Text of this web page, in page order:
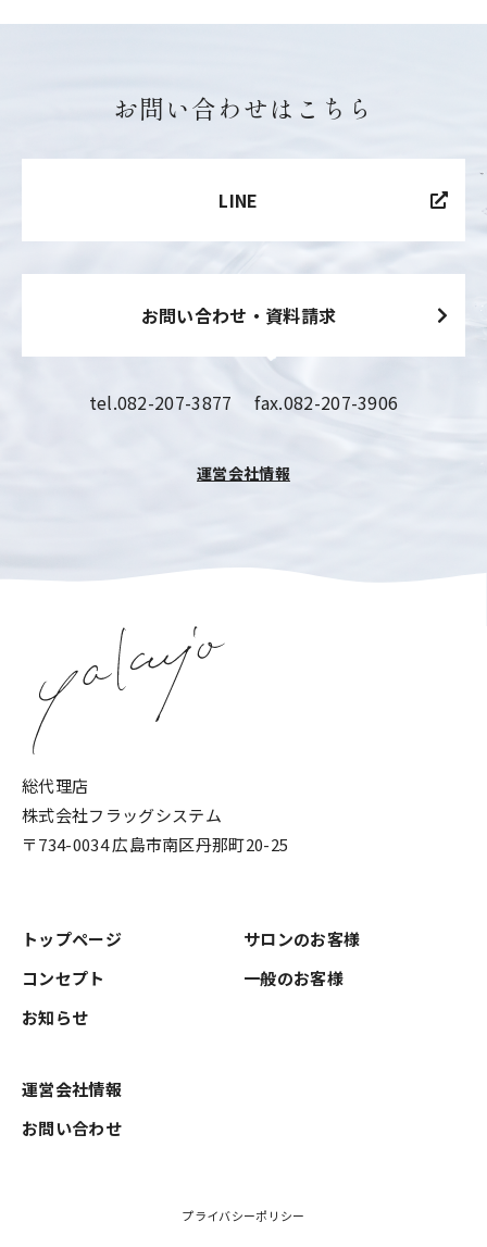
お問い合わせはこちら
LINE
お問い合わせ・資料請求
tel.082-207-3877 fax.082-207-3906
運営会社情報
総代理店
株式会社フラッグシステム
〒734-0034 広島市南区丹那町20-25
トップページ
コンセプト
お知らせ
サロンのお客様
一般のお客様
運営会社情報
お問い合わせ
プライバシーポリシー